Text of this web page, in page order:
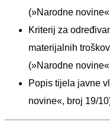
(»Narodne
Kriterij za
materijalnih
(»Narodne
Popis tijela javne
novine«, broj 19/